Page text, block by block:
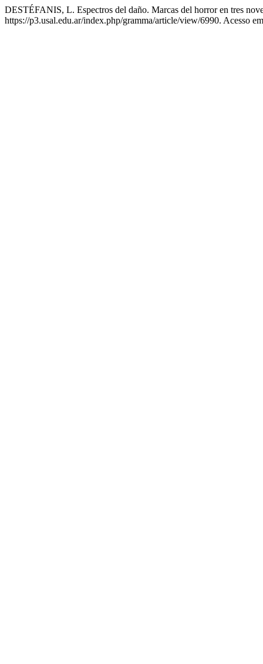
DESTÉFANIS, L. Espectros del daño. Marcas del horror en tres
https://p3.usal.edu.ar/index.php/gramma/article/view/6990. Acesso